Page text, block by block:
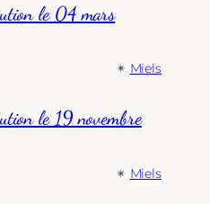
le 04 mars
✴︎ Miels
le 19 novembre
✴︎ Miels